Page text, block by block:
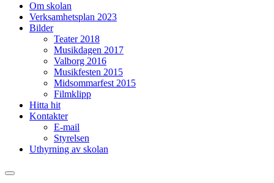
Om skolan
Verksamhetsplan 2023
Bilder
Teater 2018
Musikdagen 2017
Valborg 2016
Musikfesten 2015
Midsommarfest 2015
Filmklipp
Hitta hit
Kontakter
E-mail
Styrelsen
Uthyrning av skolan
Slå